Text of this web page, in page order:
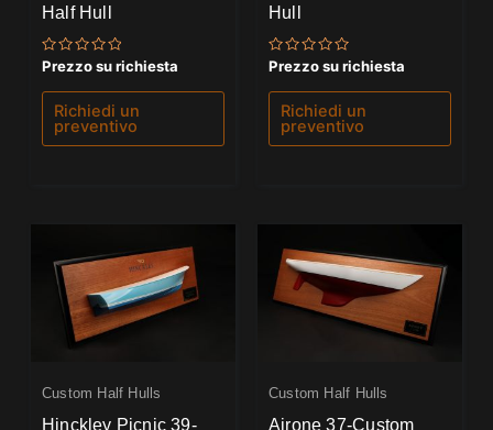
Half Hull
Valutato
su
Prezzo su richiesta
Richiedi un
preventivo
Hull
Valutato
su
Prezzo su richiesta
Richiedi un
preventivo
Custom Half Hulls
Hinckley Picnic 39-
Custom Half Hulls
Airone 37-Custom